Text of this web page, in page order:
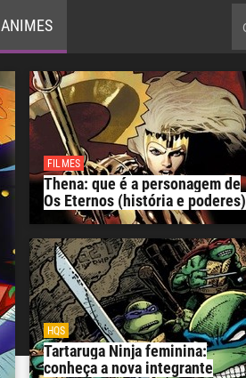
ANIMES
FILMES
Thena: que é a personagem de
Os Eternos (história e poderes)
HQS
Tartaruga Ninja feminina:
conheça a nova integrante